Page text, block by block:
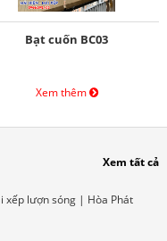
Bạt cuốn BC03
Xem thêm
Xem tất cả
xếp lượn sóng | Hòa Phát